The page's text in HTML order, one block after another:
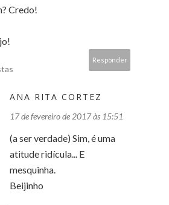
Credo!
Responder
ANA RITA CORTEZ
17 de fevereiro de 2017 às 15:51
(a ser verdade) Sim, é uma
atitude ridícula... E
mesquinha.
Beijinho